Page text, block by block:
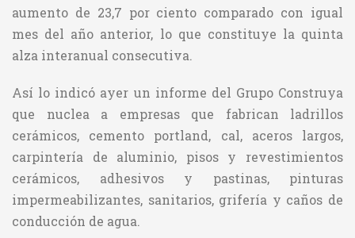
aumento de 23,7 por ciento comparado con igual
mes del año anterior, lo que constituye la quinta
alza interanual consecutiva.
Así lo indicó ayer un informe del Grupo Construya
que nuclea a empresas que fabrican ladrillos
cerámicos, cemento portland, cal, aceros largos,
carpintería de aluminio, pisos y revestimientos
cerámicos, adhesivos y pastinas, pinturas
impermeabilizantes, sanitarios, grifería y caños de
conducción de agua.